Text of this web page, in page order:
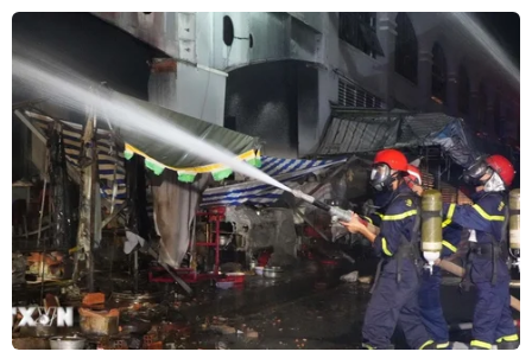
Một góc Thành phố Hồ Chí Minh. (Ảnh: Hoàng Hải/TTXVN)
Đến thời điểm hiện tại, việc lựa chọn mô hình
phát triển nào cho trung tâm tài chính Thành
phố Hồ Chí Minh vẫn đang được cân nhắc trước
khi quyết định.
Tuy nhiên, để Thành phố Hồ Chí Minh trở thành
trung tâm tài chính của cả nước, khu vực và thế
giới, cần phải có giải pháp tổng thể từ Trung